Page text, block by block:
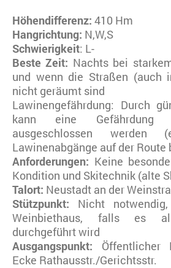
Höhendifferenz: 410 Hm
Hangrichtung: N,W,S
Schwierigkeit: L-
Beste Zeit: Nachts bei
und wenn die Straßen (auch
nicht geräumt sind
Lawinengefährdung: Durch
kann eine Gefährdung
ausgeschlossen
Lawinenabgänge auf der Route
Anforderungen: Keine
Kondition und Skitechnik (alte
Talort: Neustadt an der
Stützpunkt: Nicht
Weinbiethaus, falls es
durchgeführt wird
Ausgangspunkt: Öffentlicher
Ecke Rathausstr./Gerichtsstr.